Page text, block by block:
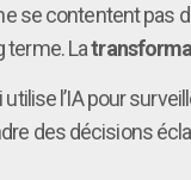
se contentent
terme. La
l’IA pour
des décisions